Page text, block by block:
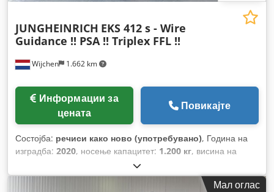
Wijchen 1.662 km
JUNGHEINRICH EKS 412 s - Wire
Guidance !! PSA !! Triplex FFL !!
цената
Повикајте
Состојба: речиси како ново (употребувано), Година на
изградба: 2020, носење капацитет: 1.200 кг, висина на
, градежна височина:
работни часови:4.672 h, тип на гориво:електричен, тип на
Мал оглас